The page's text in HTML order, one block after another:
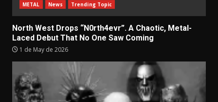
METAL News Trending Topic
North West Drops “N0rth4evr”. A Chaotic, Metal-
Laced Debut That No One Saw Coming
1 de May de 2026